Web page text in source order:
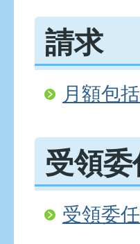
請求
月額包
受領
受領委